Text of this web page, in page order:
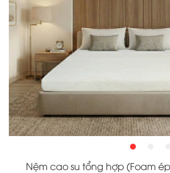
Nệm cao su tổng hợp (Foam